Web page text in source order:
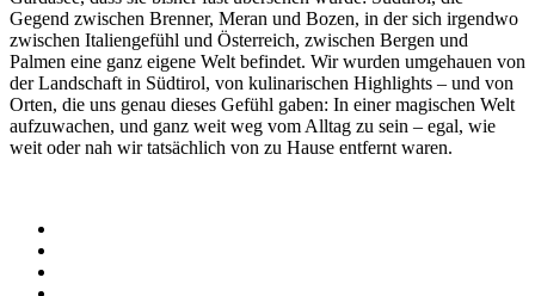
Gegend zwischen Brenner, Meran und Bozen, in der sich irgendwo
zwischen Italiengefühl und Österreich, zwischen Bergen und
Palmen eine ganz eigene Welt befindet. Wir wurden umgehauen von
der Landschaft in Südtirol, von kulinarischen Highlights – und von
Orten, die uns genau dieses Gefühl gaben: In einer magischen Welt
aufzuwachen, und ganz weit weg vom Alltag zu sein – egal, wie
weit oder nah wir tatsächlich von zu Hause entfernt waren.